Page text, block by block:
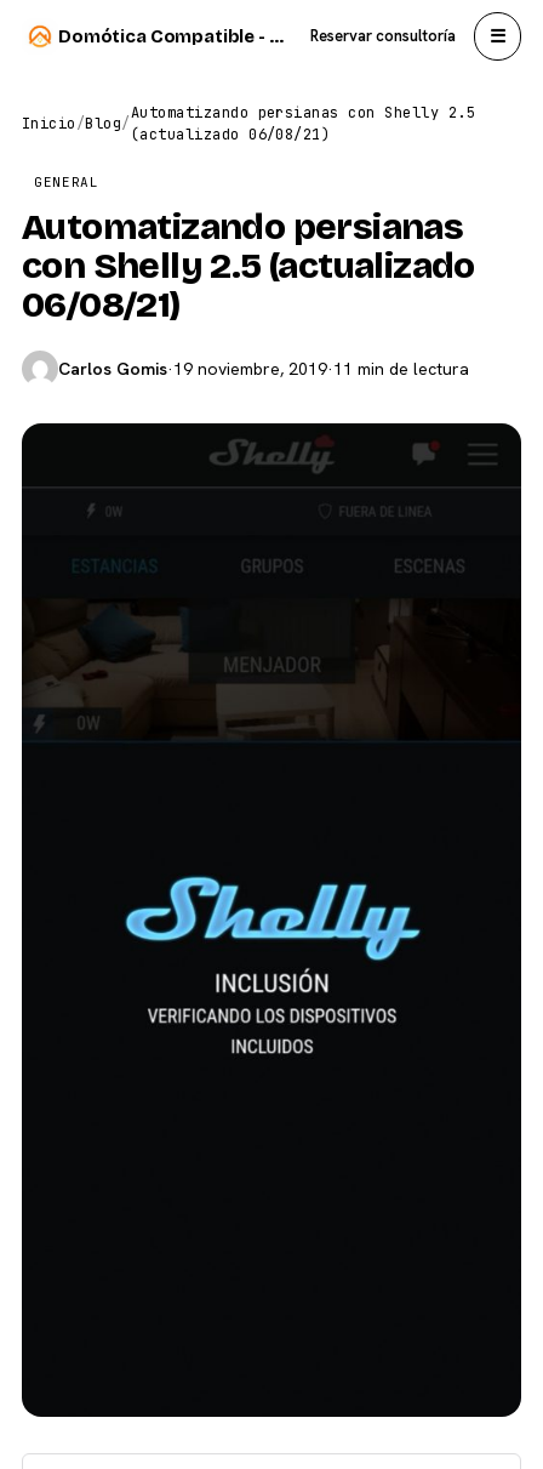
Domótica Compatible - Carlos Sahuquillo Reservar consultoría ☰
Inicio/Blog/
Automatizando persianas con Shelly 2.5
(actualizado 06/08/21)
GENERAL
Automatizando persianas
con Shelly 2.5 (actualizado
06/08/21)
Carlos Gomis·19 noviembre, 2019·11 min de lectura